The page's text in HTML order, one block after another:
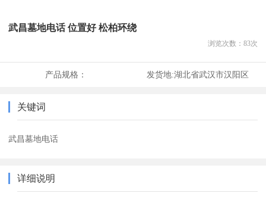
武昌墓地电话 位置好 松柏环绕
浏览次数： 83次
产品规格： 发货地:湖北省武汉市汉阳区
关键词
武昌墓地电话
详细说明